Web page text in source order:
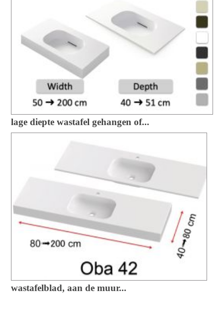
lage diepte wastafel gehangen of...
wastafelblad, aan de muur...